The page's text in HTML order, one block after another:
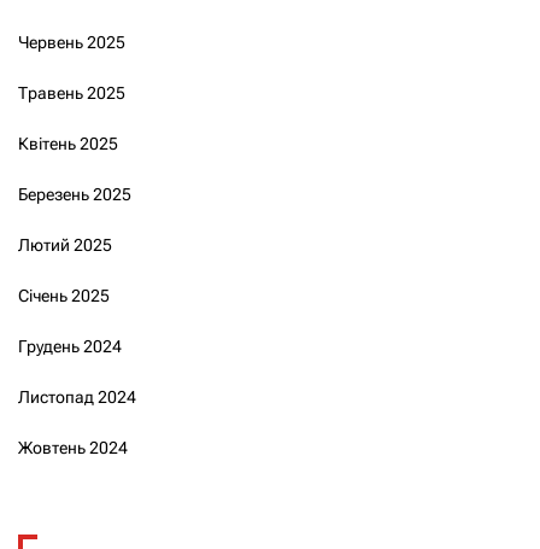
Червень 2025
Травень 2025
Квітень 2025
Березень 2025
Лютий 2025
Січень 2025
Грудень 2024
Листопад 2024
Жовтень 2024